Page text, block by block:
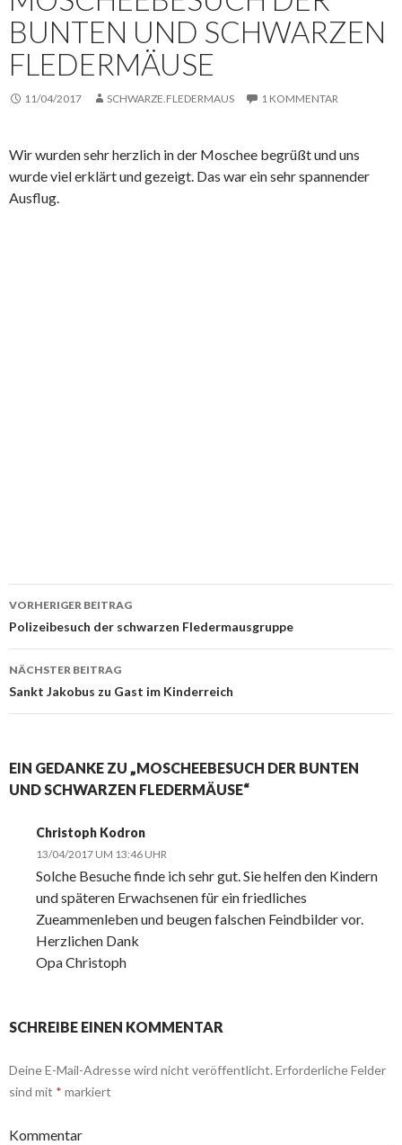
BUNTEN UND SCHWARZEN
FLEDERMÄUSE
11/04/2017 SCHWARZE.FLEDERMAUS 1 KOMMENTAR
Wir wurden sehr herzlich in der Moschee begrüßt und uns
wurde viel erklärt und gezeigt. Das war ein sehr spannender
Ausflug.
Beitrags-
Navigation
VORHERIGER BEITRAG
Polizeibesuch der schwarzen Fledermausgruppe
NÄCHSTER BEITRAG
Sankt Jakobus zu Gast im Kinderreich
EIN GEDANKE ZU „MOSCHEEBESUCH DER BUNTEN
UND SCHWARZEN FLEDERMÄUSE“
Christoph Kodron
13/04/2017 UM 13:46 UHR
Solche Besuche finde ich sehr gut. Sie helfen den Kindern
und späteren Erwachsenen für ein friedliches
Zueammenleben und beugen falschen Feindbilder vor.
Herzlichen Dank
Opa Christoph
SCHREIBE EINEN KOMMENTAR
Deine E-Mail-Adresse wird nicht veröffentlicht. Erforderliche Felder
sind mit * markiert
Kommentar